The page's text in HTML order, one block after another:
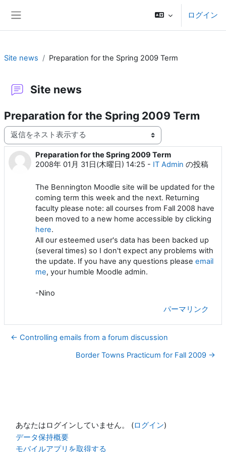
ログイン
Site news Preparation for the Spring 2009 Term
Site news
Preparation for the Spring 2009 Term
表示モード
Preparation for the Spring 2009 Term
2008年 01月 31日(木曜日) 14:25 - IT Admin の投稿
返信数: 0
The Bennington Moodle site will be updated for the
coming term this week and the next. Returning
faculty please note: all courses from Fall 2008 have
been moved to a new home accessible by clicking
here.
All our esteemed user's data has been backed up
(several times) so I don't expect any problems with
the update. If you have any questions please email
me, your humble Moodle admin.
-Nino
パーマリンク
← Controlling emails from a forum discussion
Border Towns Practicum for Fall 2009 →
あなたはログインしていません。 (ログイン)
データ保持概要
モバイルアプリを取得する